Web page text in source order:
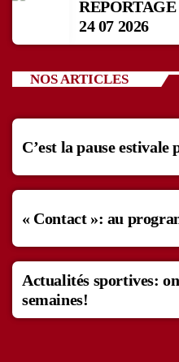
REPORTAGE
24 07 2026
NOS ARTICLES
C’est la pause
« Contact »: au
Actualités sportives:
semaines!